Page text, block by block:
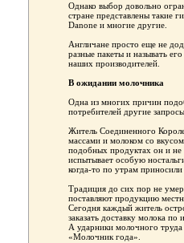
Однако выбор довольно
стране представлены такие
Danone и многие другие.
Англичане просто еще не
разные пакеты и называть
наших производителей.
В ожидании молочника
Одна из многих причин
потребителей другие
Житель Соединенного
массами и молоком со
подобных продуктах он и не
испытывает особую
когда-то по утрам
Традиция до сих пор не
поставляют продукцию
Сегодня каждый житель
заказать доставку молока
А ударники молочного труда
«Молочник года».